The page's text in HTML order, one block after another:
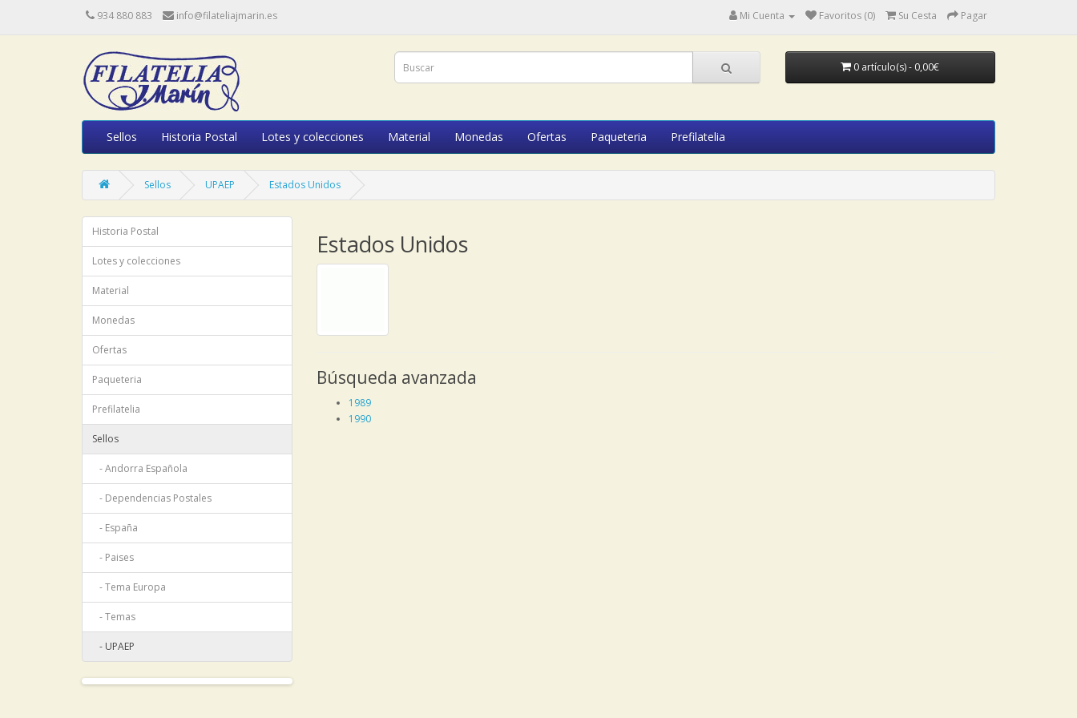
934 880 883 info@filateliajmarin.es Mi Cuenta Favoritos (0) Su Cesta Pagar
0 artículo(s) - 0,00€
Sellos Historia Postal Lotes y colecciones Material Monedas Ofertas Paqueteria Prefilatelia
Sellos UPAEP Estados Unidos
Historia Postal
Lotes y colecciones
Material
Monedas
Ofertas
Paqueteria
Prefilatelia
Sellos
- Andorra Española
- Dependencias Postales
- España
- Paises
- Tema Europa
- Temas
- UPAEP
Estados Unidos
Búsqueda avanzada
1989
1990